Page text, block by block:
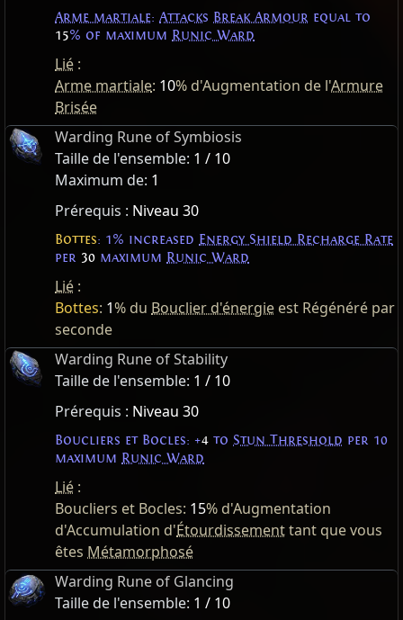
Arme martiale: Attacks Break Armour equal to
15% of maximum Runic Ward
Lié :
Arme martiale: 10% d'Augmentation de l'Armure
Brisée
Warding Rune of Symbiosis
Taille de l'ensemble: 1 / 10
Maximum de: 1
Prérequis : Niveau 30
Bottes: 1% increased Energy Shield Recharge Rate
per 30 maximum Runic Ward
Lié :
Bottes: 1% du Bouclier d'énergie est Régénéré par
seconde
Warding Rune of Stability
Taille de l'ensemble: 1 / 10
Prérequis : Niveau 30
Boucliers et Bocles: +4 to Stun Threshold per 10
maximum Runic Ward
Lié :
Boucliers et Bocles: 15% d'Augmentation
d'Accumulation d'Étourdissementtant que vous
êtes Métamorphosé
Warding Rune of Glancing
Taille de l'ensemble: 1 / 10